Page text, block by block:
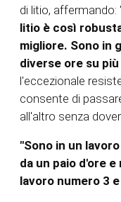
di litio, affermando:
litio è così
migliore. Sono in
diverse ore su più
l'eccezionale
consente di
all'altro senza
"Sono in un
da un paio d'ore
lavoro numero 3